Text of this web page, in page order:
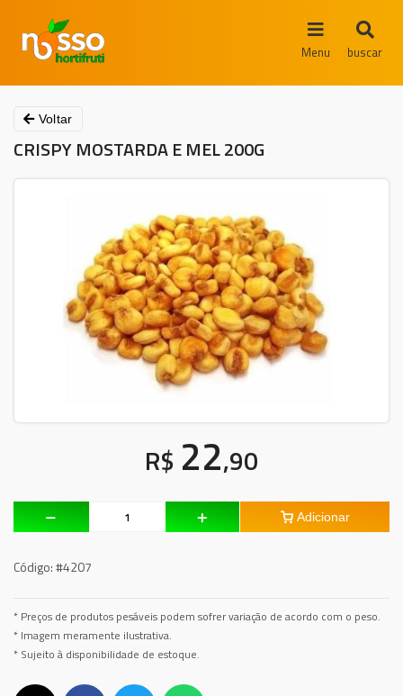
Menu buscar
Voltar
CRISPY MOSTARDA E MEL 200G
R$ 22,90
Adicionar
Código:#4207
* Preços de produtos pesáveis podem sofrer variação de acordo com o peso.
* Imagem meramente ilustrativa.
* Sujeito à disponibilidade de estoque.